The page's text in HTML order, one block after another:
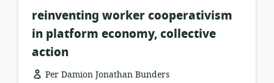
reinventing worker cooperativism
in platform economy, collective
action
Per Damion Jonathan Bunders